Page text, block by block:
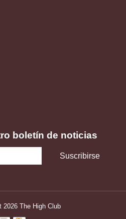
boletín de noticias
Suscribirse
2026 The High Club